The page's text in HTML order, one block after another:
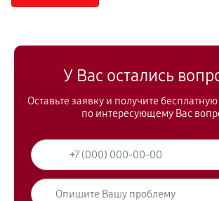
У Вас остались
Оставьте заявку и получите
по интересующему Вас